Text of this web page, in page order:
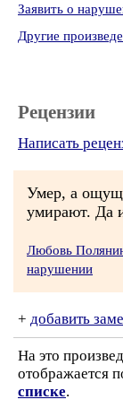
Заявить о
Другие
Рецензии
Написать
Умер, а
умирают. Да
Любовь
нарушении
+ добавить
На это
отображается
списке.